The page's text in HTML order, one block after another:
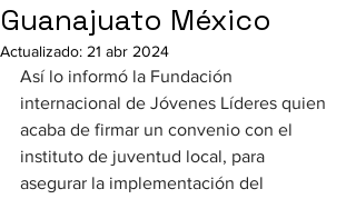
Guanajuato México
Actualizado: 21 abr 2024
Así lo informó la Fundación
internacional de Jóvenes Líderes quien
acaba de firmar un convenio con el
instituto de juventud local, para
asegurar la implementación del